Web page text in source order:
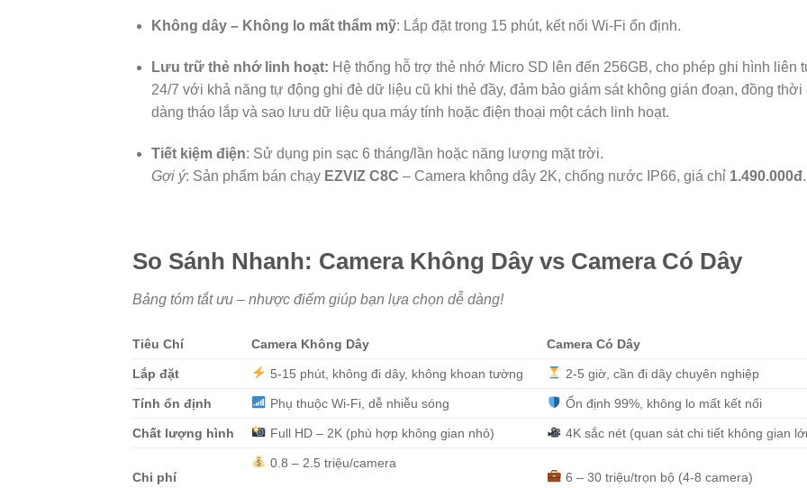
Không dây – Không lo mất thẩm mỹ: Lắp đặt trong 15 phút, kết nối Wi-Fi ổn định.
Lưu trữ thẻ nhớ linh hoạt: Hệ thống hỗ trợ thẻ nhớ Micro SD lên đến 256GB, cho phép ghi hình liên
24/7 với khả năng tự động ghi đè dữ liệu cũ khi thẻ đầy, đảm bảo giám sát không gián đoạn, đồng thời
dàng tháo lắp và sao lưu dữ liệu qua máy tính hoặc điện thoại một cách linh hoạt.
Tiết kiệm điện: Sử dụng pin sạc 6 tháng/lần hoặc năng lượng mặt trời.
Gợi ý: Sản phẩm bán chạy EZVIZ C8C – Camera không dây 2K, chống nước IP66, giá chỉ 1.490.000đ.
So Sánh Nhanh: Camera Không Dây vs Camera Có Dây
Bảng tóm tắt ưu – nhược điểm giúp bạn lựa chọn dễ dàng!
Tiêu Chí Camera Không Dây Camera Có Dây
Lắp đặt 5-15 phút, không đi dây, không khoan tường 2-5 giờ, cần đi dây chuyên nghiệp
Tính ổn định Phụ thuộc Wi-Fi, dễ nhiễu sóng Ổn định 99%, không lo mất kết nối
Chất lượng hình Full HD – 2K (phù hợp không gian nhỏ) 4K sắc nét (quan sát chi tiết không gian
Chi phí
0.8 – 2.5 triệu/camera
6 – 30 triệu/trọn bộ (4-8 camera)